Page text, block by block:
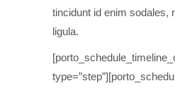
tincidunt id enim sodales,
ligula.